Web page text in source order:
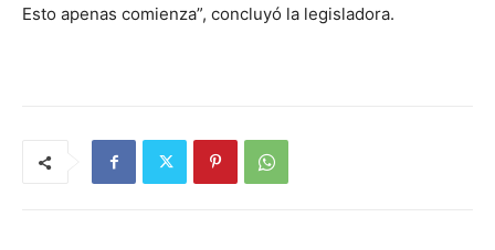
Esto apenas comienza”, concluyó la legisladora.